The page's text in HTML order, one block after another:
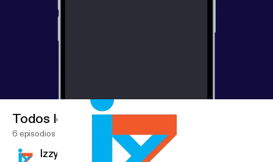
Todos los episodios
6 episodios
Izzy Ideas - Episode 6 - Sole